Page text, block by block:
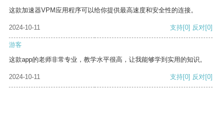
这款加速器VPM应用程序可以给你提供最高速度和安全性的连接。
2024-10-11 支持[0] 反对[0]
游客
这款app的老师非常专业，教学水平很高，让我能够学到实用的知识。
2024-10-11 支持[0] 反对[0]